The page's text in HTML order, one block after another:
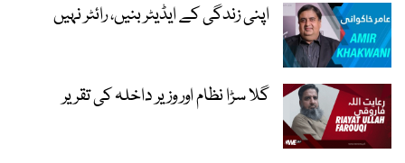
اپنی زندگی کے ایڈیٹر بنیں، رائٹر نہیں
گلا سڑا نظام اور وزیر داخلہ کی تقریر